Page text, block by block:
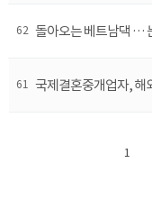
62 돌아오는 베트남댁 …
61 국제결혼중개업자, 해
1